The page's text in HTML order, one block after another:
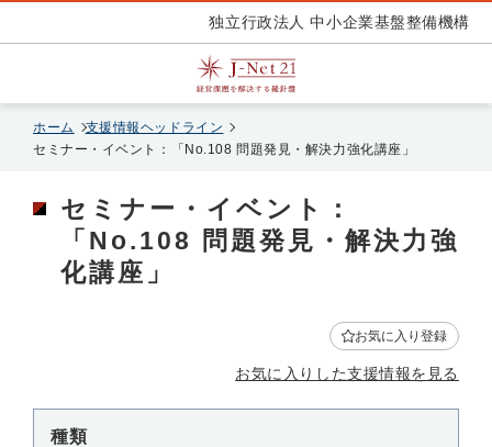
独立行政法人 中小企業基盤整備機構
ホーム
支援情報ヘッドライン
セミナー・イベント：「No.108 問題発見・解決力強化講座」
セミナー・イベント：
「No.108 問題発見・解決力強
化講座」
お気に入り登録
お気に入りした支援情報を見る
種類